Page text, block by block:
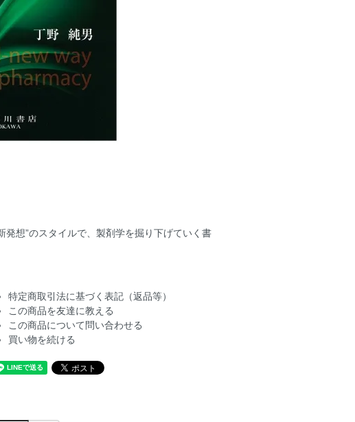
発想”のスタイルで、製剤学を掘り下げていく書
特定商取引法に基づく表記（返品等）
この商品を友達に教える
この商品について問い合わせる
買い物を続ける